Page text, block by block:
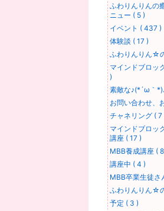
ふわりんりんの
ニュー ( 5 )
イベント ( 437 )
体験談 ( 17 )
ふわりんりん☆
マインドブロッ
)
素敵な♪(*´ω｀
お問い合わせ、
チャネリング ( 7
マインドブロッ
講座 ( 17 )
MBB養成講座 (
講座中 ( 4 )
MBB卒業生徒さ
ふわりんりん☆
予定 ( 3 )